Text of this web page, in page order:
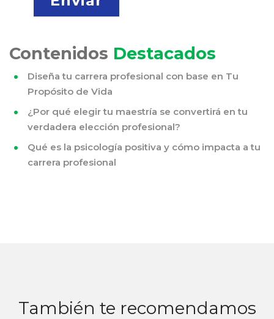
Contenidos Destacados
Diseña tu carrera profesional con base en Tu
Propósito de Vida
¿Por qué elegir tu maestría se convertirá en tu
verdadera elección profesional?
Qué es la psicología positiva y cómo impacta a tu
carrera profesional
También te recomendamos